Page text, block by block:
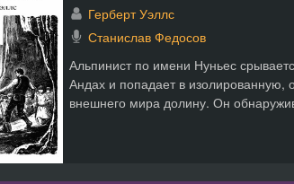
Герберт Уэллс
Станислав Федосов
Альпинист по имени Нуньес
Андах и попадает в изолированную,
внешнего мира долину. Он